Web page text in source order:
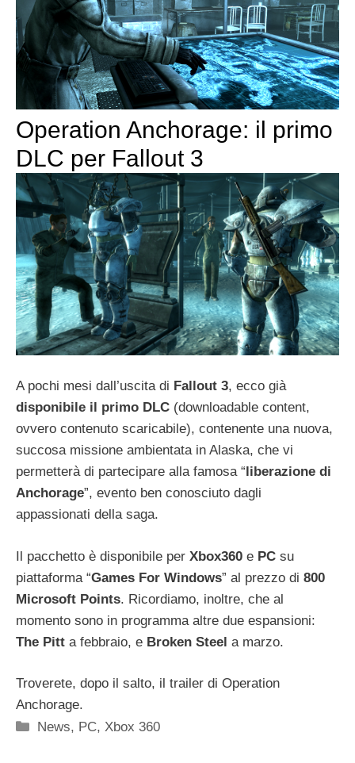
Operation Anchorage: il primo
DLC per Fallout 3
A pochi mesi dall’uscita di Fallout 3, ecco già
disponibile il primo DLC (downloadable content,
ovvero contenuto scaricabile), contenente una nuova,
succosa missione ambientata in Alaska, che vi
permetterà di partecipare alla famosa “ liberazione di
Anchorage”, evento ben conosciuto dagli
appassionati della saga.
Il pacchetto è disponibile per Xbox360 e PC su
piattaforma “Games For Windows” al prezzo di 800
Microsoft Points. Ricordiamo, inoltre, che al
momento sono in programma altre due espansioni:
The Pitt a febbraio, e Broken Steel a marzo.
Troverete, dopo il salto, il trailer di Operation
Anchorage.
Categorie
News, PC,Xbox 360